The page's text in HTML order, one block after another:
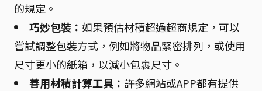
的規定。
巧妙包裝： 如果預估材積超過超商規定，可以
嘗試調整包裝方式，例如將物品緊密排列，或使用
尺寸更小的紙箱，以減小包裹尺寸。
善用材積計算工具： 許多網站或APP都有提供